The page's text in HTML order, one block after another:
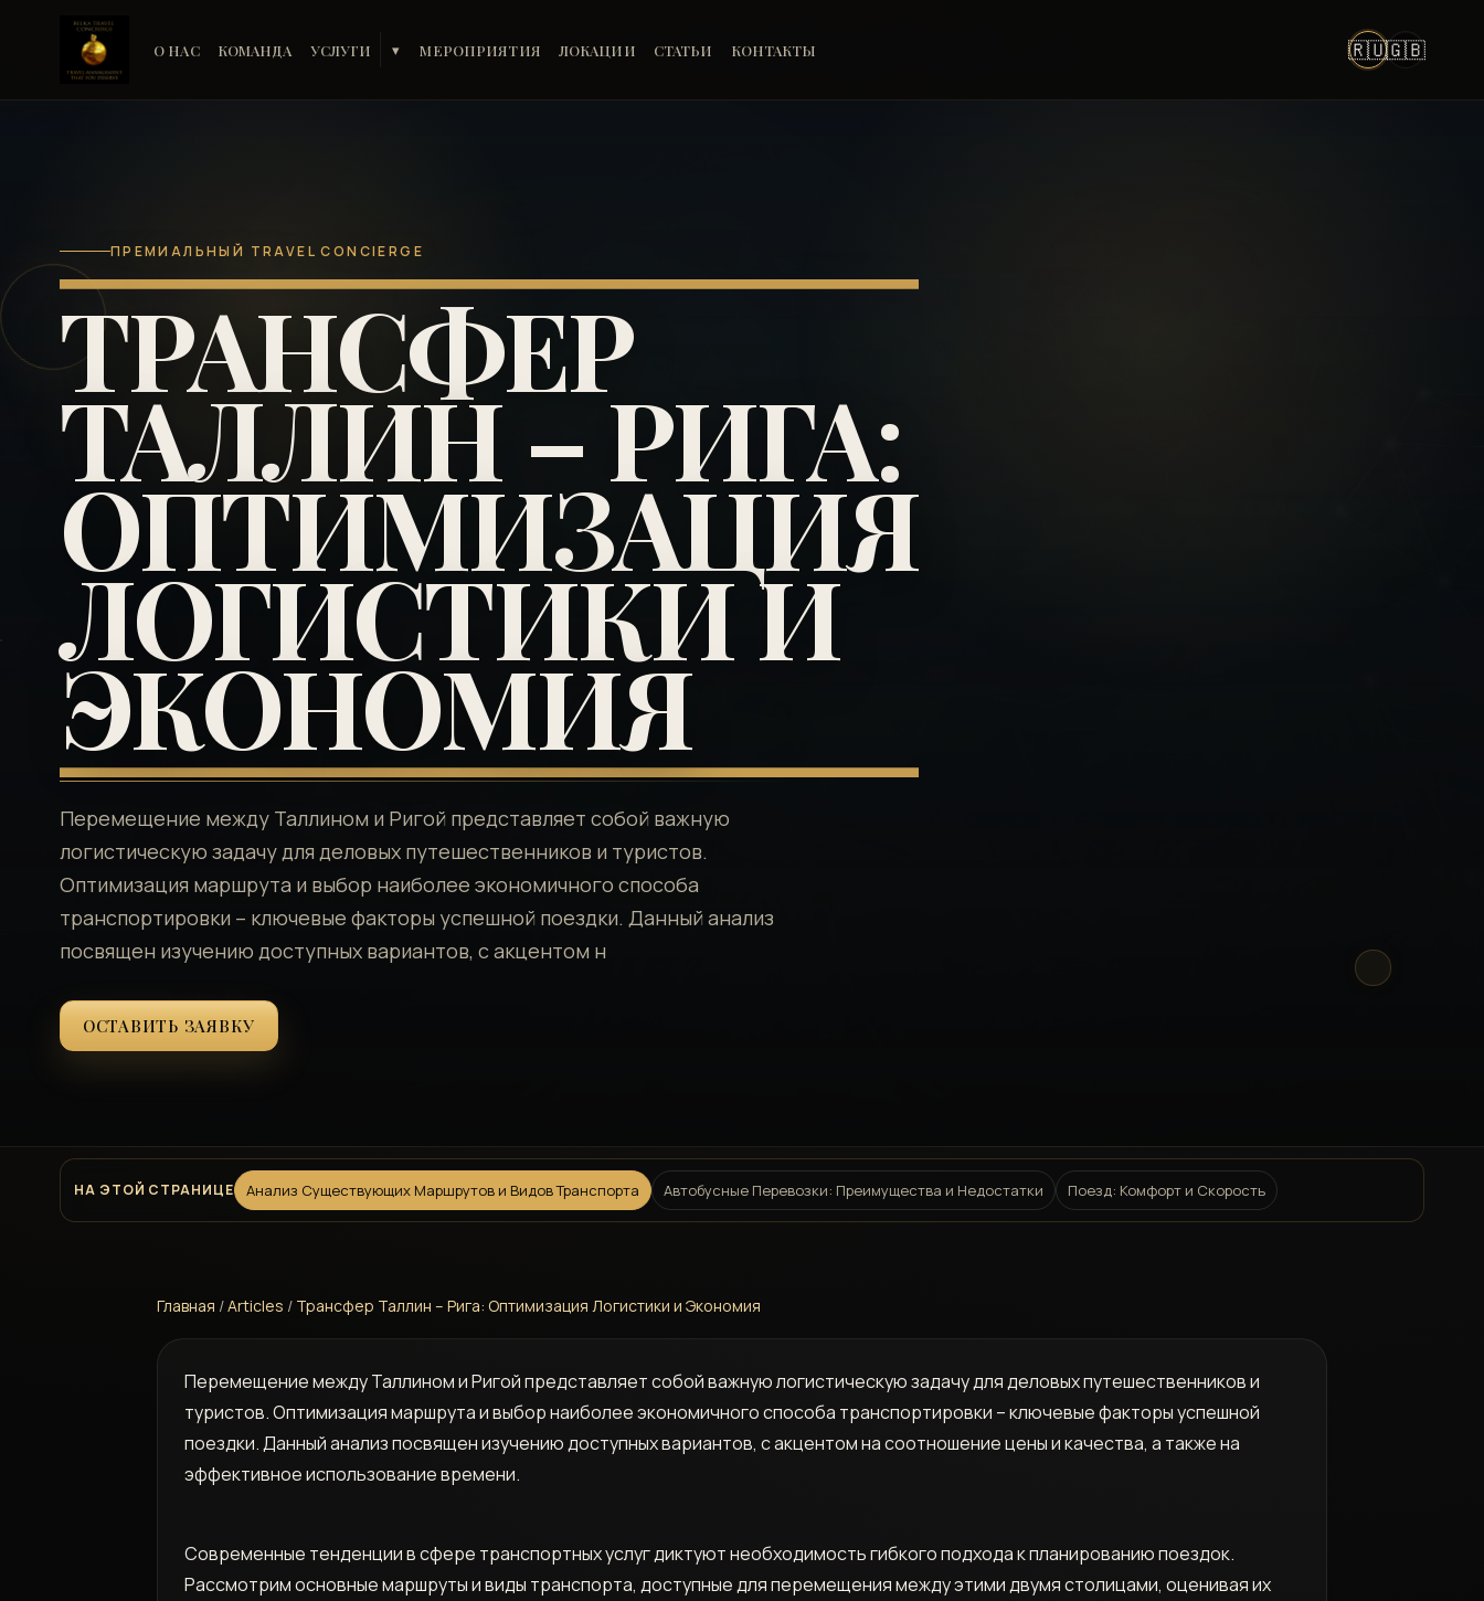
О НАС КОМАНДА УСЛУГИ ▾ МЕРОПРИЯТИЯ ЛОКАЦИИ СТАТЬИ КОНТАКТЫ 🇷🇺🇬🇧
ПРЕМИАЛЬНЫЙ TRAVEL CONCIERGE
ТРАНСФЕР
ТАЛЛИН – РИГА:
ОПТИМИЗАЦИЯ
ЛОГИСТИКИ И
ЭКОНОМИЯ
Перемещение между Таллином и Ригой представляет собой важную
логистическую задачу для деловых путешественников и туристов.
Оптимизация маршрута и выбор наиболее экономичного способа
транспортировки – ключевые факторы успешной поездки. Данный анализ
посвящен изучению доступных вариантов, с акцентом н
ОСТАВИТЬ ЗАЯВКУ
НА ЭТОЙ СТРАНИЦЕ Анализ Существующих Маршрутов и Видов Транспорта Автобусные Перевозки: Преимущества и Недостатки Поезд: Комфорт и Скорость
Главная /Articles / Трансфер Таллин – Рига: Оптимизация Логистики и Экономия
Перемещение между Таллином и Ригой представляет собой важную логистическую задачу для деловых путешественников и
туристов. Оптимизация маршрута и выбор наиболее экономичного способа транспортировки – ключевые факторы успешной
поездки. Данный анализ посвящен изучению доступных вариантов, с акцентом на соотношение цены и качества, а также на
эффективное использование времени.
Современные тенденции в сфере транспортных услуг диктуют необходимость гибкого подхода к планированию поездок.
Рассмотрим основные маршруты и виды транспорта, доступные для перемещения между этими двумя столицами, оценивая их